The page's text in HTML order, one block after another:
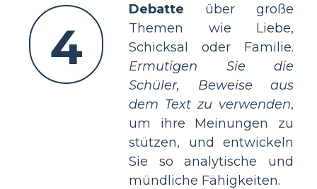
4
Debatte über große
Themen wie Liebe,
Schicksal oder Familie.
Ermutigen Sie die
Schüler, Beweise aus
dem Text zu verwenden,
um ihre Meinungen zu
stützen, und entwickeln
Sie so analytische und
mündliche Fähigkeiten.